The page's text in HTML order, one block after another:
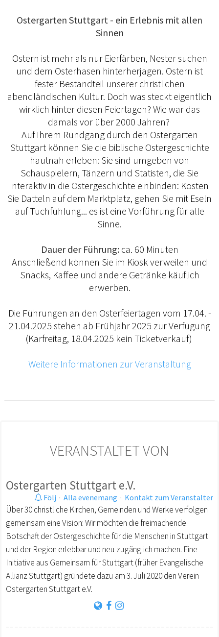
Ostergarten Stuttgart - ein Erlebnis mit allen
Sinnen
Ostern ist mehr als nur Eierfärben, Nester suchen
und dem Osterhasen hinterherjagen. Ostern ist
fester Bestandteil unserer christlichen
abendländischen Kultur. Doch was steckt eigentlich
wirklich hinter diesen Feiertagen? Wie war das
damals vor über 2000 Jahren?
Auf Ihrem Rundgang durch den Ostergarten
Stuttgart können Sie die biblische Ostergeschichte
hautnah erleben: Sie sind umgeben von
Schauspielern, Tänzern und Statisten, die Sie
interaktiv in die Ostergeschichte einbinden: Kosten
Sie Datteln auf dem Marktplatz, gehen Sie mit Eseln
auf Tuchfühlung... es ist eine Vorführung für alle
Sinne.
Dauer der Führung:ca. 60 Minuten
Anschließend können Sie im Kiosk verweilen und
Snacks, Kaffee und andere Getränke käuflich
erwerben.
Die Führungen an den Osterfeiertagen vom 17.04. -
21.04.2025 stehen ab Frühjahr 2025 zur Verfügung
(Karfreitag, 18.04.2025 kein Ticketverkauf)
Weitere Informationen zur Veranstaltung
VERANSTALTET VON
Ostergarten Stuttgart e.V.
Följ · Alla evenemang · Kontakt zum Veranstalter
Über 30 christliche Kirchen, Gemeinden und Werke verfolgen
gemeinsam eine Vision: Wir möchten die freimachende
Botschaft der Ostergeschichte für die Menschen in Stuttgart
und der Region erlebbar und neu zugänglich machen. Eine
Initiative aus Gemeinsam für Stuttgart (früher Evangelische
Allianz Stuttgart) gründete dazu am 3. Juli 2020 den Verein
Ostergarten Stuttgart e.V.